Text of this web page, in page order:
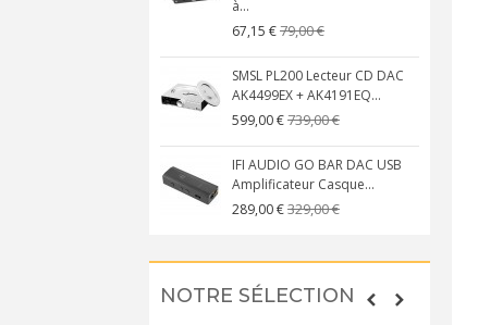
à...
67,15 €79,00 €
SMSL PL200 Lecteur CD DAC
AK4499EX + AK4191EQ...
599,00 €739,00 €
IFI AUDIO GO BAR DAC USB
Amplificateur Casque...
289,00 €329,00 €
NOTRE SÉLECTION